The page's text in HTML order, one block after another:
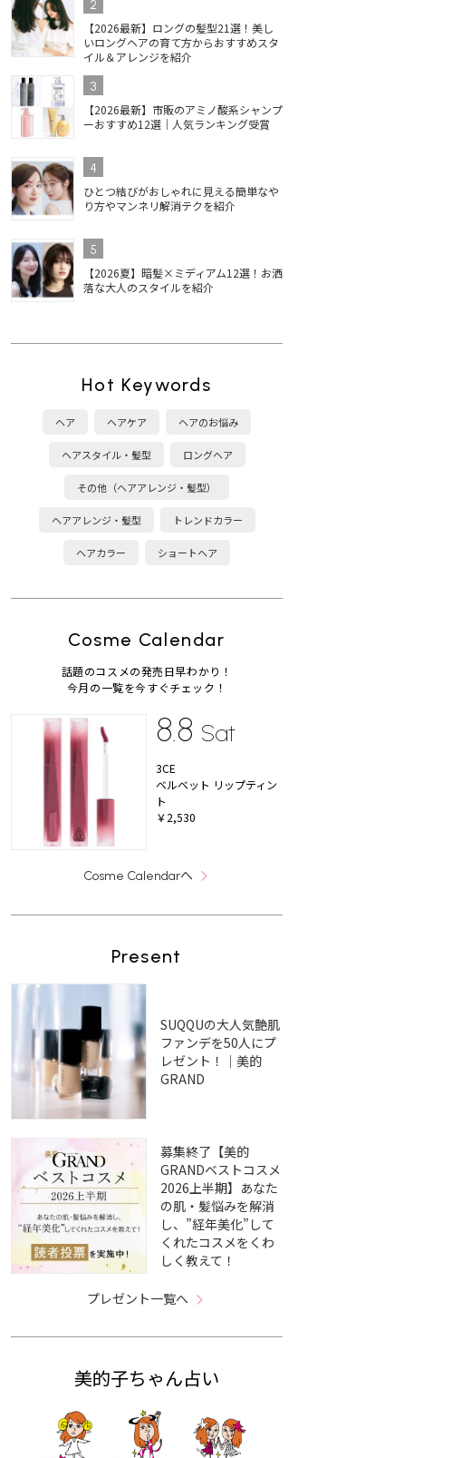
2
【2026最新】ロングの髪型21選！美し
いロングヘアの育て方からおすすめスタ
イル＆アレンジを紹介
3
【2026最新】市販のアミノ酸系シャンプ
ーおすすめ12選｜人気ランキング受賞
4
ひとつ結びがおしゃれに見える簡単なや
り方やマンネリ解消テクを紹介
5
【2026夏】暗髪×ミディアム12選！お洒
落な大人のスタイルを紹介
Hot Keywords
ヘア ヘアケア ヘアのお悩み
ヘアスタイル・髪型 ロングヘア
その他（ヘアアレンジ・髪型）
ヘアアレンジ・髪型 トレンドカラー
ヘアカラー ショートヘア
Cosme Calendar
話題のコスメの発売日早わかり！
今月の一覧を今すぐチェック！
8.8 Sat
3CE
ベルベット リップティン
ト
￥2,530
Cosme Calendarへ
Present
SUQQUの大人気艶肌
ファンデを50人にプ
レゼント！｜美的
GRAND
募集終了【美的
GRANDベストコスメ
2026上半期】あなた
の肌・髪悩みを解消
し、”経年美化”して
くれたコスメをくわ
しく教えて！
プレゼント一覧へ
美的子ちゃん占い